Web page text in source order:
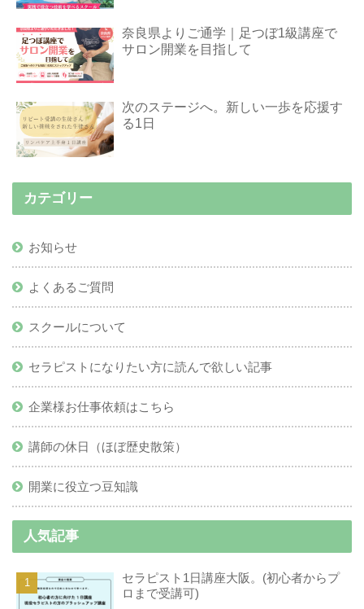
奈良県よりご通学｜足つぼ1級講座で
サロン開業を目指して
次のステージへ。新しい一歩を応援す
る1日
カテゴリー
お知らせ
よくあるご質問
スクールについて
セラピストになりたい方に読んで欲しい記事
企業様お仕事依頼はこちら
講師の休日（ほぼ歴史散策）
開業に役立つ豆知識
人気記事
セラピスト1日講座大阪。(初心者からプ
ロまで受講可)